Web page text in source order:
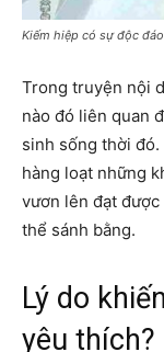
Kiếm hiệp có sự độc
Trong truyện nội
nào đó liên quan
sinh sống thời
hàng loạt những
vươn lên đạt
thể sánh bằng.
Lý do
yêu thích?